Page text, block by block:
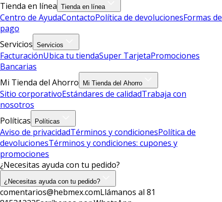
Tienda en línea Tienda en línea
Centro de AyudaContactoPolítica de devolucionesFormas de
pago
Servicios Servicios
FacturaciónUbica tu tiendaSuper TarjetaPromociones
Bancarias
Mi Tienda del Ahorro
Mi Tienda del Ahorro
Sitio corporativoEstándares de calidadTrabaja con
nosotros
Políticas
Políticas
Aviso de privacidadTérminos y condicionesPolítica de
devolucionesTérminos y condiciones: cupones y
promociones
¿Necesitas ayuda con tu pedido?
¿Necesitas ayuda con tu pedido?
comentarios@hebmex.comLlámanos al 81